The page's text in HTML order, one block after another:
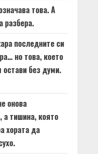
това. А
разбера.
последните си
но това, което
остави без думи.
онова
а тишина, която
хората да